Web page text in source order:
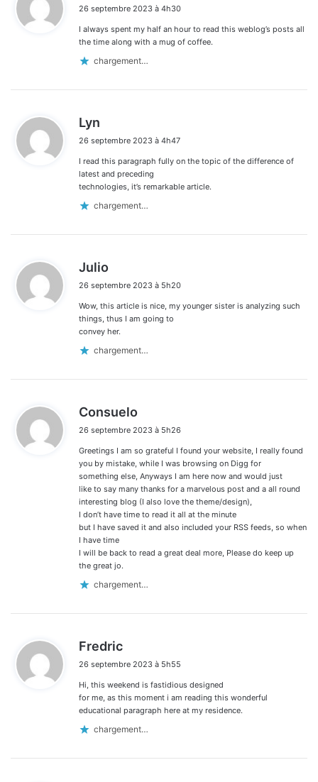
t
:
26 septembre 2023 à 4h30
I always spent my half an hour to read this weblog’s posts all
the time along with a mug of coffee.
chargement…
Lyn
t
26 septembre 2023 à 4h47
I read this paragraph fully on the topic of the difference of
latest and preceding
technologies, it’s remarkable article.
chargement…
Julio
t
:
26 septembre 2023 à 5h20
Wow, this article is nice, my younger sister is analyzing such
things, thus I am going to
convey her.
chargement…
Consuelo
t
:
26 septembre 2023 à 5h26
Greetings I am so grateful I found your website, I really found
you by mistake, while I was browsing on Digg for
something else, Anyways I am here now and would just
like to say many thanks for a marvelous post and a all round
interesting blog (I also love the theme/design),
I don’t have time to read it all at the minute
but I have saved it and also included your RSS feeds, so when
I have time
I will be back to read a great deal more, Please do keep up
the great jo.
chargement…
Fredric
t
:
26 septembre 2023 à 5h55
Hi, this weekend is fastidious designed
for me, as this moment i am reading this wonderful
educational paragraph here at my residence.
chargement…